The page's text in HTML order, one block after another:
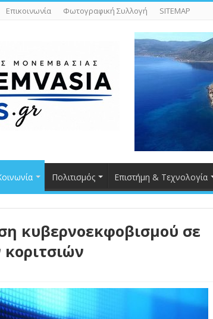
Επικοινωνία Φωτογραφική Συλλογή SITEMAP
Πολιτισμός Επιστήμη & Τεχνολογία
κυβερνοεκφοβισμού σε